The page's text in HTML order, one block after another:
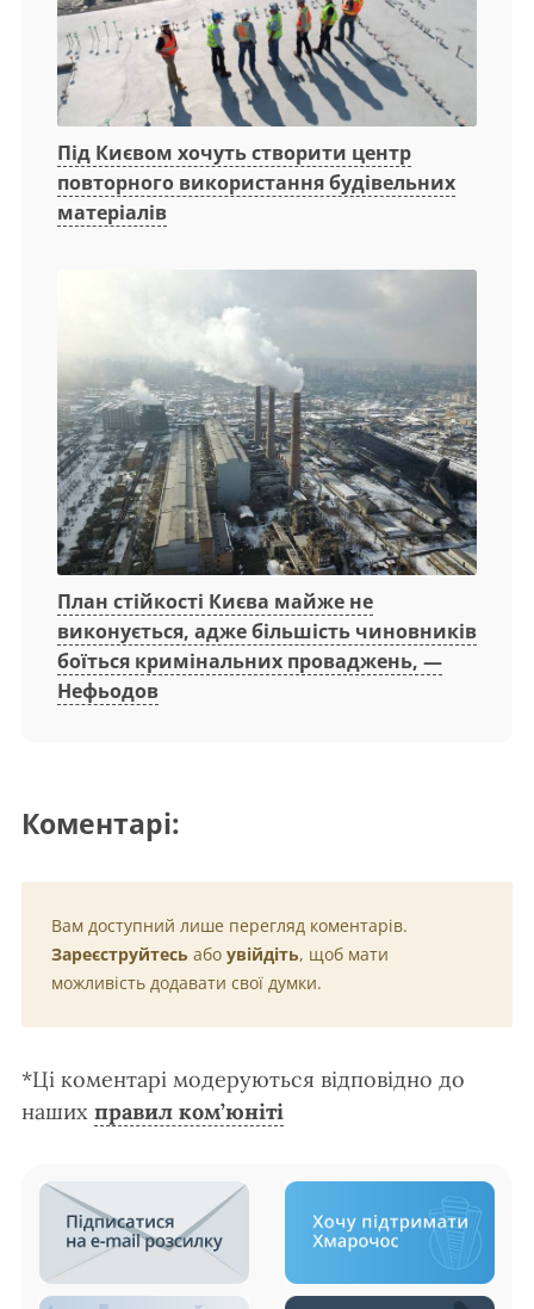
Під Києвом хочуть створити центр
повторного використання будівельних
матеріалів
План стійкості Києва майже не
виконується, адже більшість чиновників
боїться кримінальних проваджень, —
Нефьодов
Коментарі:
Вам доступний лише перегляд коментарів.
Зареєструйтесь або увійдіть, щоб мати
можливість додавати свої думки.
*Ці коментарі модеруються відповідно до
наших правил ком’юніті